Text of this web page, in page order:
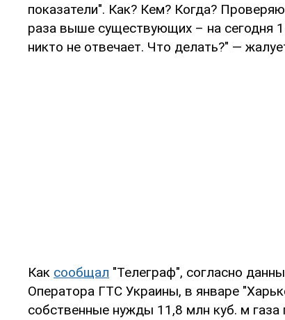
показатели". Как? Кем? Когда?
раза выше существующих – на сегодня
никто не отвечает. Что делать?" —
Как сообщал "Телеграф", согласно
Оператора ГТС Украины, в январе
собственные нужды 11,8 млн куб. м